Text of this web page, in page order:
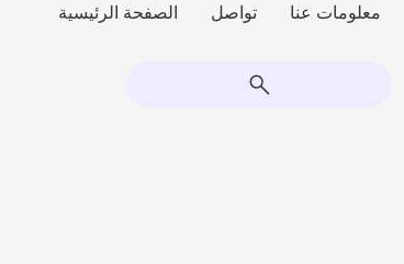
الصفحة الرئيسية تواصل معلومات عنا